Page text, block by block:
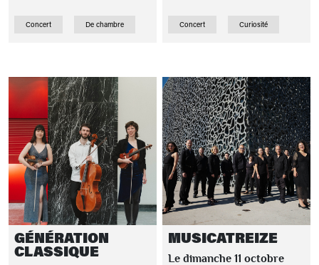
Concert De chambre Concert Curiosité
GÉNÉRATION
CLASSIQUE
MUSICATREIZE
Le dimanche 11 octobre